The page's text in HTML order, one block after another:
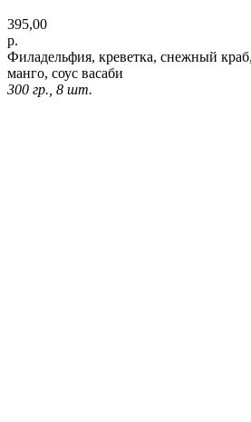
395,00
р.
Филадельфия, креветка, снежный
манго, соус васаби
300 гр., 8 шт.